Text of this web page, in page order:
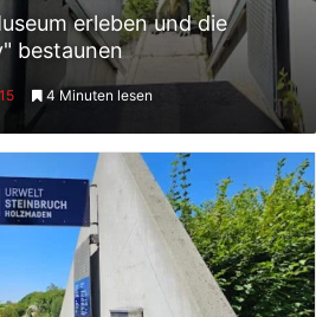
erleben und die
bestaunen
4 Minuten lesen